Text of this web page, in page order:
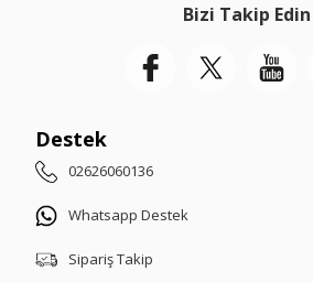
Bizi Takip Edin
Destek
02626060136
Whatsapp Destek
Sipariş Takip